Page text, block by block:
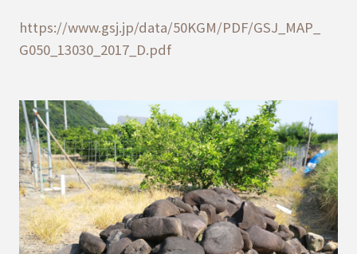
https://www.gsj.jp/data/50KGM/PDF/GSJ_MAP_
G050_13030_2017_D.pdf